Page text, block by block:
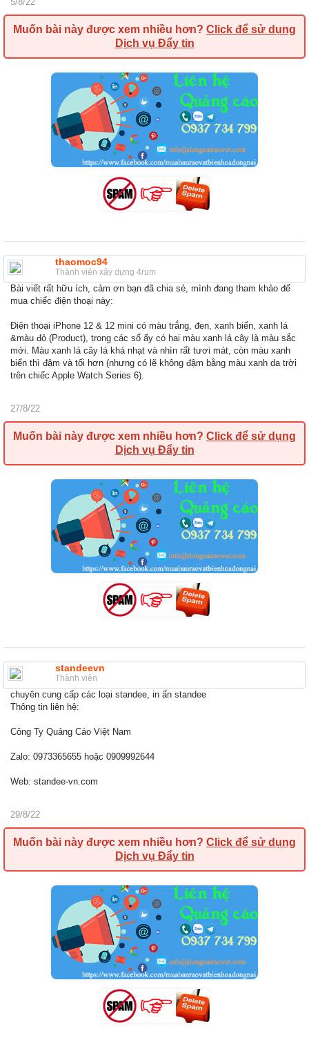
Muốn bài này được xem nhiều hơn? Click để sử dụng
Dịch vụ Đẩy tin
thaomoc94
Thành viên xây dựng 4rum
Bài viết rất hữu ích, cảm ơn bạn đã chia sẻ, mình đang tham khảo để
mua chiếc điện thoại này:
Điện thoại iPhone 12 & 12 mini có màu trắng, đen, xanh biển, xanh lá
&màu đỏ (Product), trong các số ấy có hai màu xanh lá cây là màu sắc
mới. Màu xanh lá cây lá khá nhạt và nhìn rất tươi mát, còn màu xanh
biển thì đậm và tối hơn (nhưng có lẽ không đậm bằng màu xanh da trời
trên chiếc Apple Watch Series 6).
27/8/22
Muốn bài này được xem nhiều hơn? Click để sử dụng
Dịch vụ Đẩy tin
standeevn
Thành viên
chuyên cung cấp các loại standee, in ấn standee
Thông tin liên hệ:
Công Ty Quảng Cáo Việt Nam
Zalo: 0973365655 hoặc 0909992644
Web: standee-vn.com
29/8/22
Muốn bài này được xem nhiều hơn? Click để sử dụng
Dịch vụ Đẩy tin